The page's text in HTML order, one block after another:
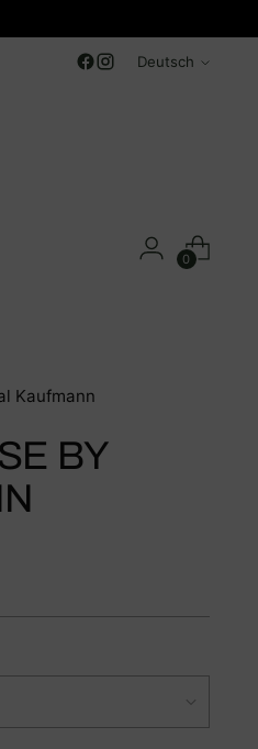
Sprache
Deutsch
0
Kaufmann
BY